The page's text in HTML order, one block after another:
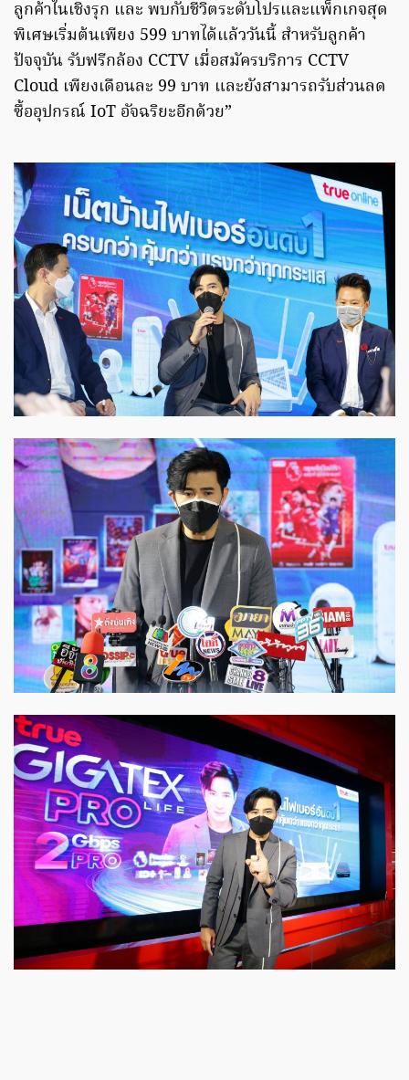
ลูกค้าในเชิงรุก และ พบกับชีวิตระดับโปรและแพ็กเกจสุด
พิเศษเริ่มต้นเพียง 599 บาทได้แล้ววันนี้ สำหรับลูกค้า
ปัจจุบัน รับฟรีกล้อง CCTV เมื่อสมัครบริการ CCTV
Cloud เพียงเดือนละ 99 บาท และยังสามารถรับส่วนลด
ซื้ออุปกรณ์ IoT อัจฉริยะอีกด้วย”